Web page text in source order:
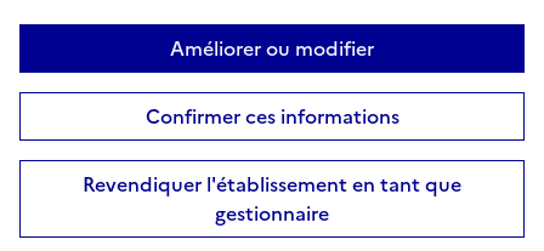
Améliorer ou modifier
Confirmer ces informations
Revendiquer l'établissement en tant que
gestionnaire